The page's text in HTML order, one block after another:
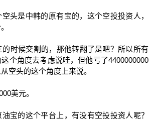
头是中韩的原有宝的，这个空投投资人，
的时候交割的，那他转翻了是吧？所以所有
个角度去考虑说哇，但他亏了4400000000
空头的这个角度上来说。
美元。
宝的这个平台上，有没有空投投资人呢？